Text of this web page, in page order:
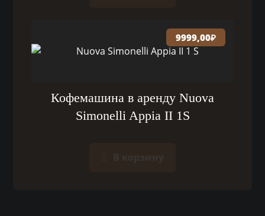
Кофемашина в аренду Nuova
Simonelli Appia II 1S
9999,00₽